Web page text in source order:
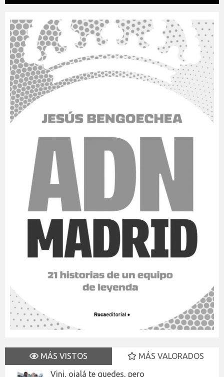
MÁS VISTOS
MÁS VALORADOS
Vini, ojalá te quedes, pero